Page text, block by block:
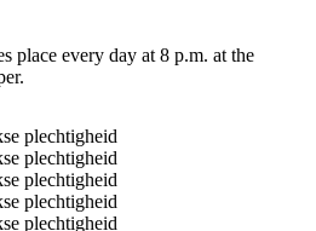
place every day at 8 p.m. at the
plechtigheid
plechtigheid
plechtigheid
plechtigheid
plechtigheid